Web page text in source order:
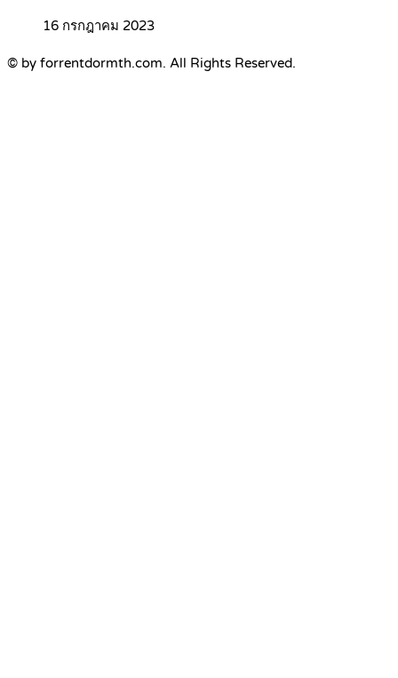
16 กรกฎาคม 2023
© by forrentdormth.com. All Rights Reserved.